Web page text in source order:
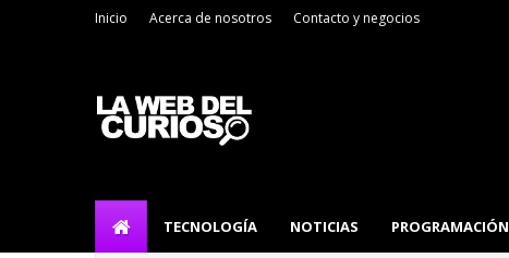
Inicio Acerca de nosotros Contacto y negocios
TECNOLOGÍA NOTICIAS PROGRAMACIÓN